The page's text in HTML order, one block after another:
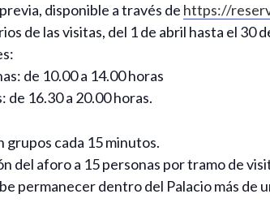
disponible a través de https://
de las visitas, del 1 de abril hasta el 30
de 10.00 a 14.00 horas
de 16.30 a 20.00 horas.
grupos cada 15 minutos.
del aforo a 15 personas por tramo de
permanecer dentro del Palacio más de